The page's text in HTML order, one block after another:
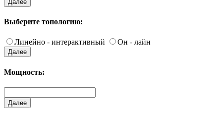
Далее
Выберите топологию:
Линейно - интерактивный Он - лайн
Далее
Мощность:
Далее